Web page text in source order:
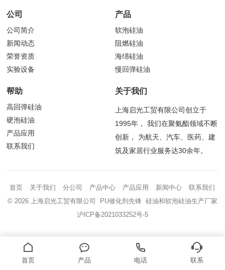
公司
公司简介
新闻动态
荣誉资质
实验设备
产品
软泡硅油
阻燃硅油
海绵硅油
慢回弹硅油
帮助
高回弹硅油
硬泡硅油
产品应用
联系我们
关于我们
上海启光工贸有限公司创立于
1995年， 我们在聚氨酯领域不断
创新， 为航天、汽车、医药、建
筑及家居行业服务达30余年。
首页 关于我们 分公司 产品中心 产品应用 新闻中心
联系我们
© 2026 上海启光工贸有限公司 PU催化剂先锋 硅油和软泡硅油生产厂家
沪ICP备2021033252号-5
首页 产品 电话 联系